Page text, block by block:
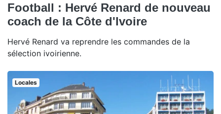
Football : Hervé Renard de nouveau
coach de la Côte d'Ivoire
Hervé Renard va reprendre les commandes de la
sélection ivoirienne.
Locales